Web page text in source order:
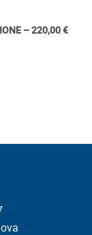
– 220,00 €